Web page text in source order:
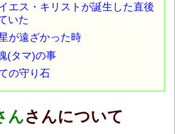
エス・キリストが誕生した直後
いた
が遠ざかった時
(タマ)の事
の守り石
んさんについて